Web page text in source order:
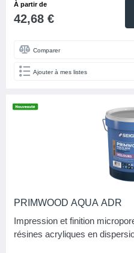
À partir de
42,68 €
Comparer
Ajouter à mes listes
PRIMWOOD AQUA ADR
Impression et finition
résines acryliques en